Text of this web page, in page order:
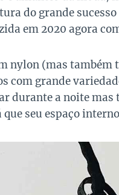
do grande
em 2020 agora
nylon (mas também
com grande
durante a noite
seu espaço